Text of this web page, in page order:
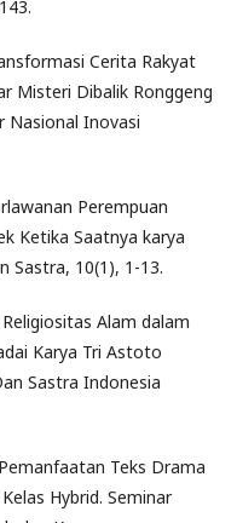
Cerita Rakyat
Misteri Dibalik Ronggeng
Nasional Inovasi
Perempuan
Ketika Saatnya karya
Sastra, 10(1), 1-13.
Alam dalam
Karya Tri Astoto
Sastra Indonesia
Teks Drama
Hybrid. Seminar